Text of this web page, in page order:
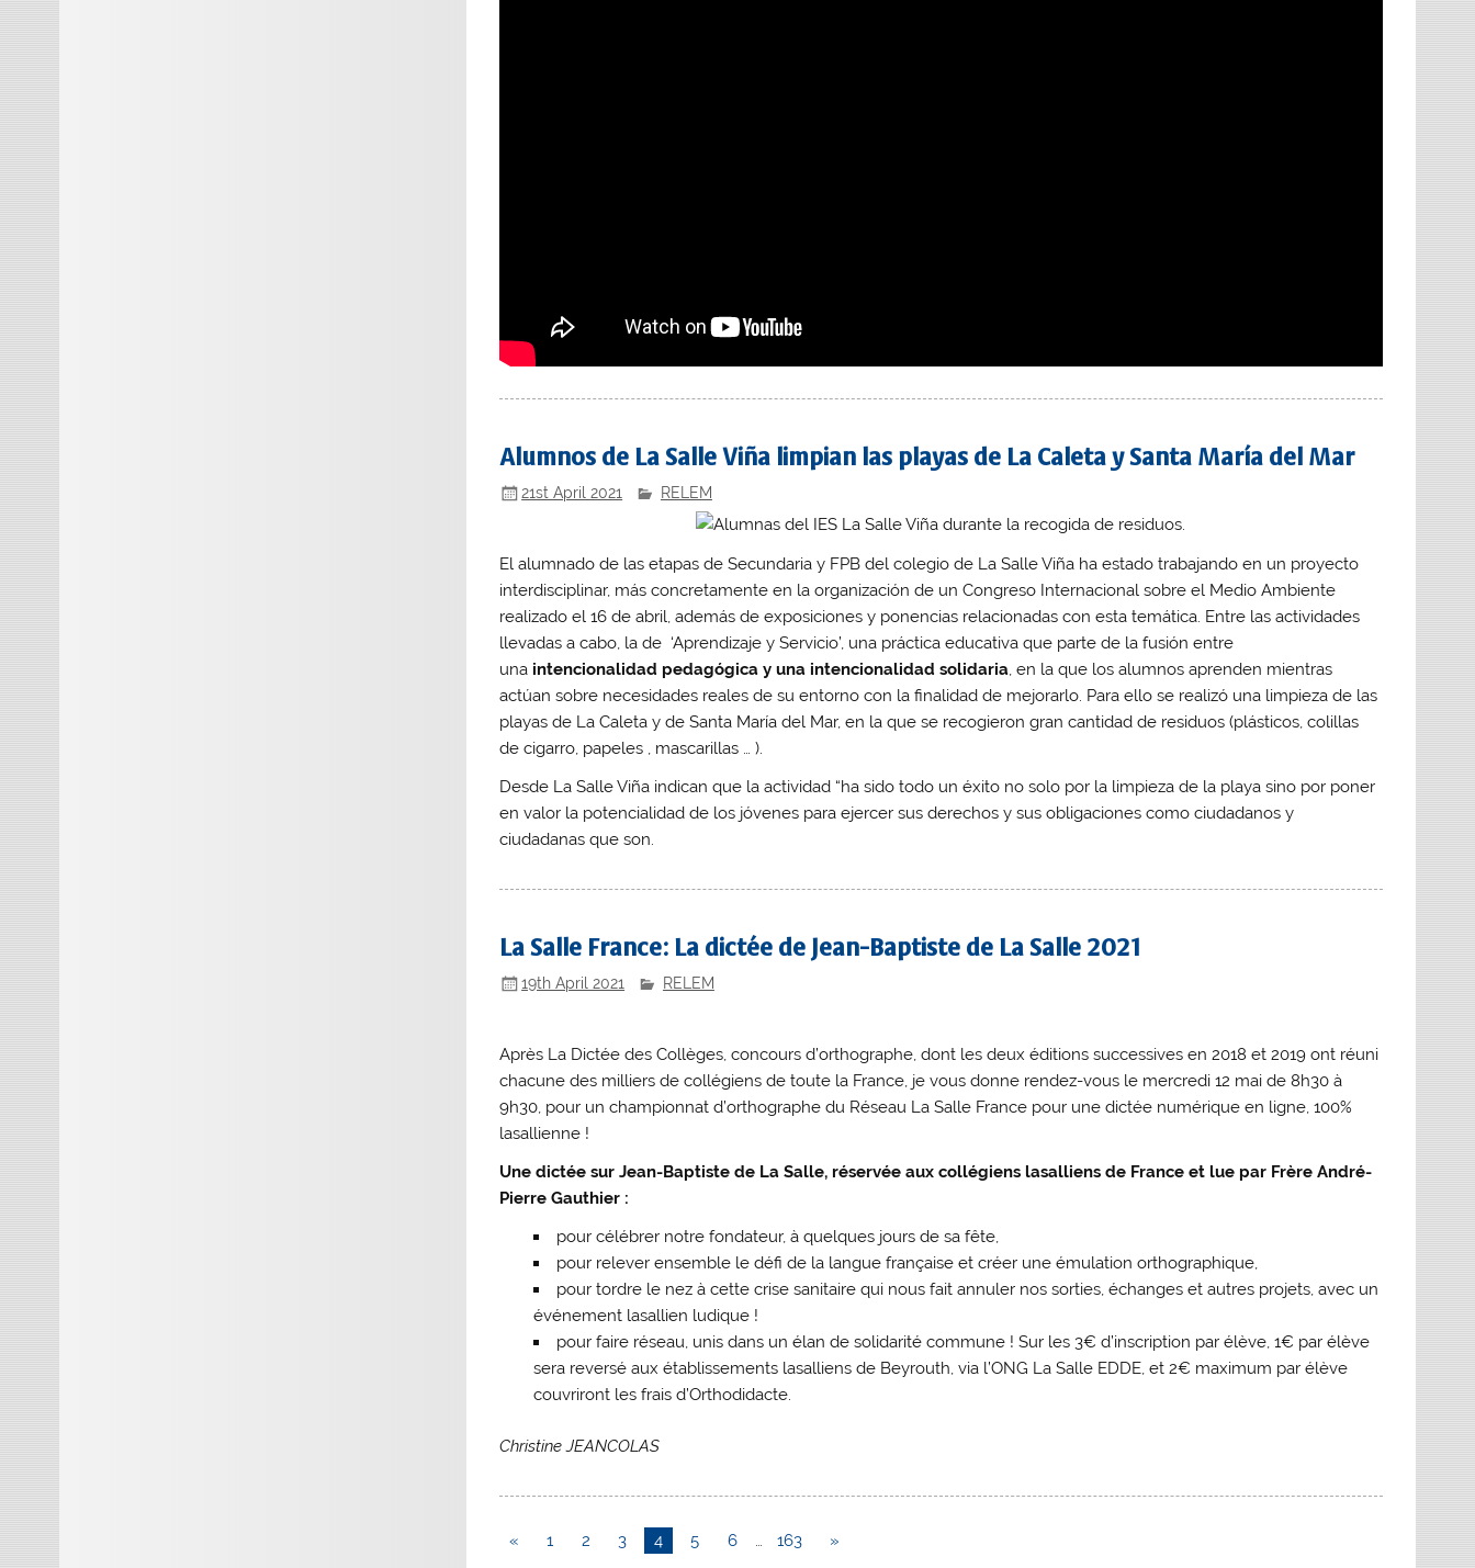
Alumnos de La Salle Viña limpian las playas de La Caleta y Santa María del Mar
21st April 2021 RELEM
El alumnado de las etapas de Secundaria y FPB del colegio de La Salle Viña ha estado trabajando en un proyecto
interdisciplinar, más concretamente en la organización de un Congreso Internacional sobre el Medio Ambiente
realizado el 16 de abril, además de exposiciones y ponencias relacionadas con esta temática. Entre las actividades
llevadas a cabo, la de ‘Aprendizaje y Servicio’, una práctica educativa que parte de la fusión entre
una intencionalidad pedagógica y una intencionalidad solidaria , en la que los alumnos aprenden mientras
actúan sobre necesidades reales de su entorno con la finalidad de mejorarlo. Para ello se realizó una limpieza de las
playas de La Caleta y de Santa María del Mar, en la que se recogieron gran cantidad de residuos (plásticos, colillas
de cigarro, papeles , mascarillas … ).
Desde La Salle Viña indican que la actividad “ha sido todo un éxito no solo por la limpieza de la playa sino por poner
en valor la potencialidad de los jóvenes para ejercer sus derechos y sus obligaciones como ciudadanos y
ciudadanas que son.
La Salle France: La dictée de Jean-Baptiste de La Salle 2021
19th April 2021 RELEM
Après La Dictée des Collèges, concours d’orthographe, dont les deux éditions successives en 2018 et 2019 ont réuni
chacune des milliers de collégiens de toute la France, je vous donne rendez-vous le mercredi 12 mai de 8h30 à
9h30, pour un championnat d’orthographe du Réseau La Salle France pour une dictée numérique en ligne, 100%
lasallienne !
Une dictée sur Jean-Baptiste de La Salle, réservée aux collégiens lasalliens de France et lue par Frère André-
Pierre Gauthier :
pour célébrer notre fondateur, à quelques jours de sa fête,
pour relever ensemble le défi de la langue française et créer une émulation orthographique,
pour tordre le nez à cette crise sanitaire qui nous fait annuler nos sorties, échanges et autres projets, avec un
événement lasallien ludique !
pour faire réseau, unis dans un élan de solidarité commune ! Sur les 3€ d’inscription par élève, 1€ par élève
sera reversé aux établissements lasalliens de Beyrouth, via l’ONG La Salle EDDE, et 2€ maximum par élève
couvriront les frais d’Orthodidacte.
Christine JEANCOLAS
« 1 2 3 4 5 6 … 163 »